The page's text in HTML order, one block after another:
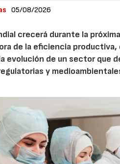
05/08/2026
crecerá durante la
de la eficiencia
evolución de un sector que
y